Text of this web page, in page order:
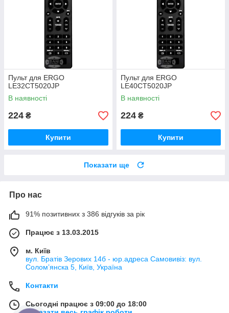
Пульт для ERGO
LE32CT5020JP
В наявності
224 ₴
Купити
Пульт для ERGO
LE40CT5020JP
В наявності
224 ₴
Купити
Показати ще
Про нас
91% позитивних з 386 відгуків за рік
Працює з 13.03.2015
м. Київ
вул. Братів Зерових 14б - юр.адреса Самовивіз: вул.
Соломʼянска 5, Київ, Україна
Контакти
Сьогодні працює з 09:00 до 18:00